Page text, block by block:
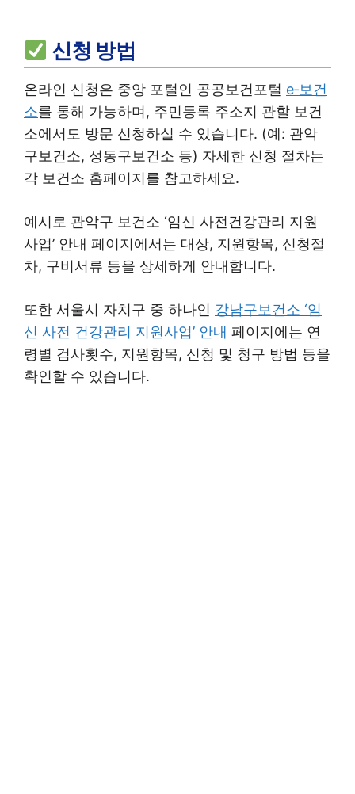
신청 방법
온라인 신청은 중앙 포털인 공공보건포털 e‑보건
소를 통해 가능하며, 주민등록 주소지 관할 보건
소에서도 방문 신청하실 수 있습니다. (예: 관악
구보건소, 성동구보건소 등) 자세한 신청 절차는
각 보건소 홈페이지를 참고하세요.
예시로 관악구 보건소 ‘임신 사전건강관리 지원
사업’ 안내 페이지에서는 대상, 지원항목, 신청절
차, 구비서류 등을 상세하게 안내합니다.
또한 서울시 자치구 중 하나인 강남구보건소 ‘임
신 사전 건강관리 지원사업’ 안내 페이지에는 연
령별 검사횟수, 지원항목, 신청 및 청구 방법 등을
확인할 수 있습니다.